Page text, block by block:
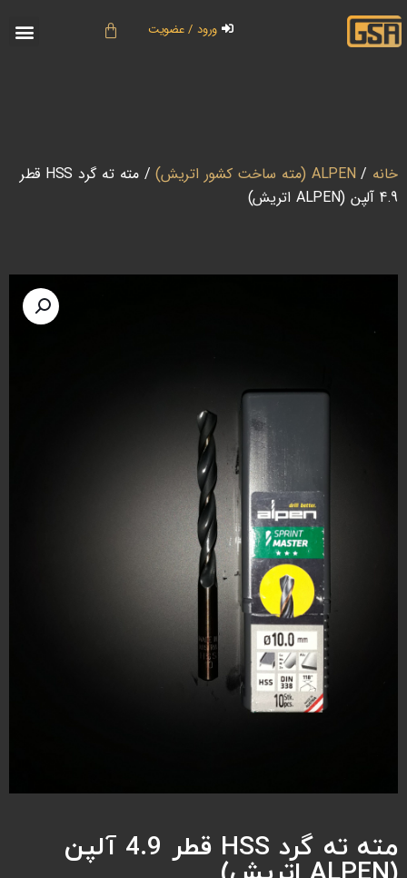
ورود / عضویت
خانه / ALPEN (مته ساخت کشور اتریش)
/ مته ته گرد HSS قطر
4.9 آلپن (ALPEN اتریش)
مته ته گرد HSS قطر 4.9 آلپن